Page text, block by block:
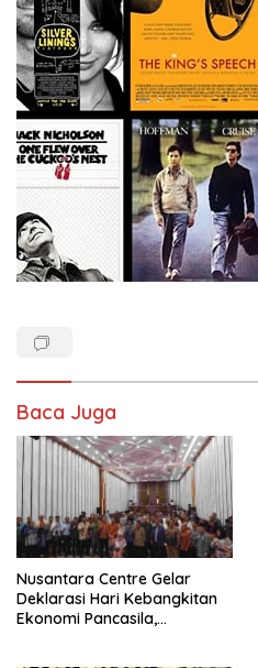
Baca Juga
Nusantara Centre Gelar
Deklarasi Hari Kebangkitan
Ekonomi Pancasila,